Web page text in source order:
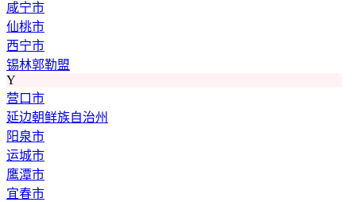
咸宁市
仙桃市
西宁市
锡林郭勒盟
Y
营口市
延边朝鲜族自治州
阳泉市
运城市
鹰潭市
宜春市